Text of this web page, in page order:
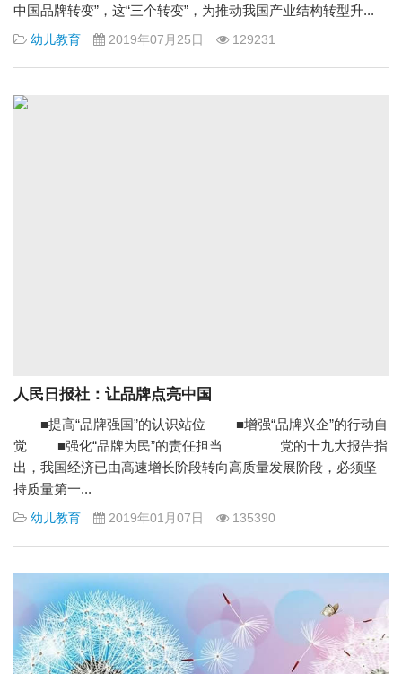
中国品牌转变”，这“三个转变”，为推动我国产业结构转型升...
幼儿教育 2019年07月25日 129231
人民日报社：让品牌点亮中国
■提高“品牌强国”的认识站位 ■增强“品牌兴企”的行动自
觉 ■强化“品牌为民”的责任担当 党的十九大报告指
出，我国经济已由高速增长阶段转向高质量发展阶段，必须坚
持质量第一...
幼儿教育 2019年01月07日 135390